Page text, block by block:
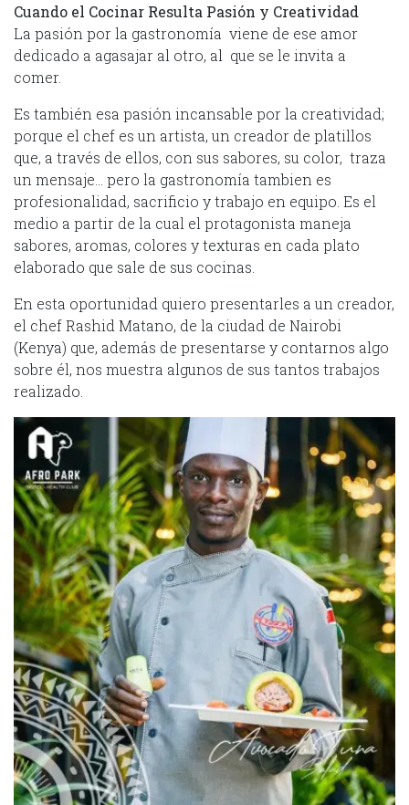
Cuando el Cocinar Resulta Pasión y Creatividad
La pasión por la gastronomía viene de ese amor
dedicado a agasajar al otro, al que se le invita a
comer.
Es también esa pasión incansable por la creatividad;
porque el chef es un artista, un creador de platillos
que, a través de ellos, con sus sabores, su color, traza
un mensaje… pero la gastronomía tambien es
profesionalidad, sacrificio y trabajo en equipo. Es el
medio a partir de la cual el protagonista maneja
sabores, aromas, colores y texturas en cada plato
elaborado que sale de sus cocinas.
En esta oportunidad quiero presentarles a un creador,
el chef Rashid Matano, de la ciudad de Nairobi
(Kenya) que, además de presentarse y contarnos algo
sobre él, nos muestra algunos de sus tantos trabajos
realizado.